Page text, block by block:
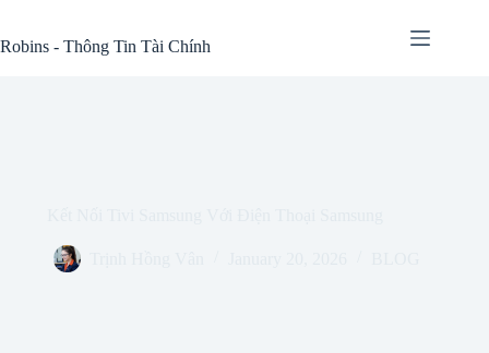
content
Robins - Thông Tin Tài Chính